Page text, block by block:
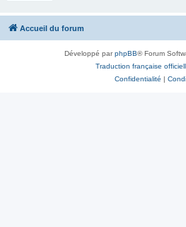
Accueil du forum
Développé parphpBB® Forum
Traduction française
Confidentialité |